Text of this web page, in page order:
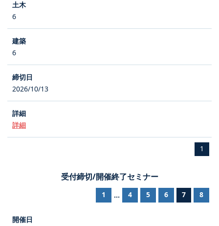
6
6
2026/10/13
詳細
1
受付締切/開催終了セミナー
1 ... 4 5 6 7 8